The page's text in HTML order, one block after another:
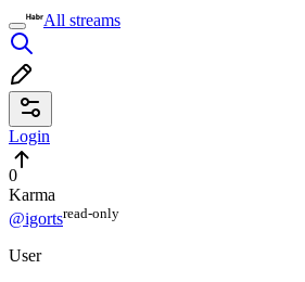
All streams
Login
0
Karma
@igortsread⁠-⁠only
User